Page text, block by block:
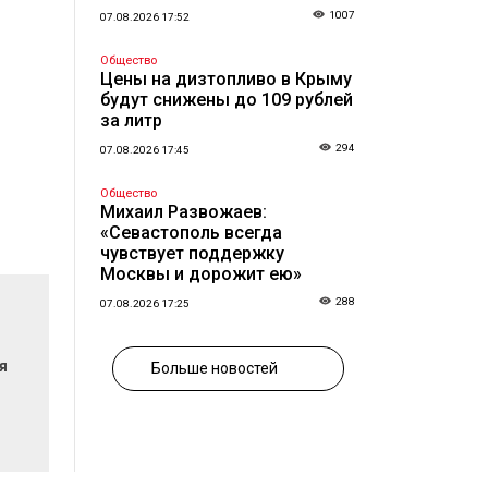
07.08.2026 17:52 1007
Общество
Цены на дизтопливо в Крыму
будут снижены до 109 рублей
за литр
07.08.2026 17:45 294
Общество
Михаил Развожаев:
«Севастополь всегда
чувствует поддержку
Москвы и дорожит ею»
07.08.2026 17:25 288
Больше новостей